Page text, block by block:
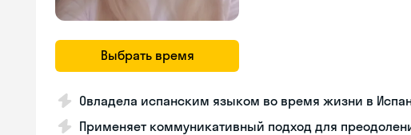
Выбрать время
Овладела испанским языком во время жизни в
Применяет коммуникативный подход для